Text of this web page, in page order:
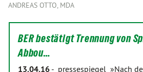
ANDREAS OTTO, MDA
BER bestätigt Trennung von
Abbou…
13.04.16 - pressespiegel »Nach